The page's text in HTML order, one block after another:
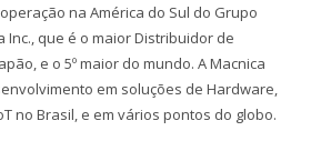
na América do Sul do Grupo
Inc., que é o maior Distribuidor de
e o 5º maior do mundo. A Macnica
em soluções de Hardware,
no Brasil, e em vários pontos do globo.